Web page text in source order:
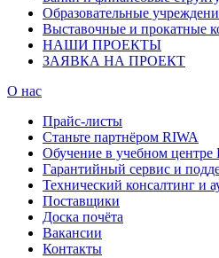
Образовательные
Выставочные и прокатные
НАШИ ПРОЕКТЫ
ЗАЯВКА НА ПРОЕКТ
О нас
Прайс-листы
Станьте партнёром RIWA
Обучение в учебном центре
Гарантийный сервис и
Технический консалтинг и
Поставщики
Доска почёта
Вакансии
Контакты